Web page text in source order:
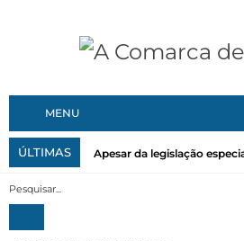
MENU
ÚLTIMAS Apesar da legislação